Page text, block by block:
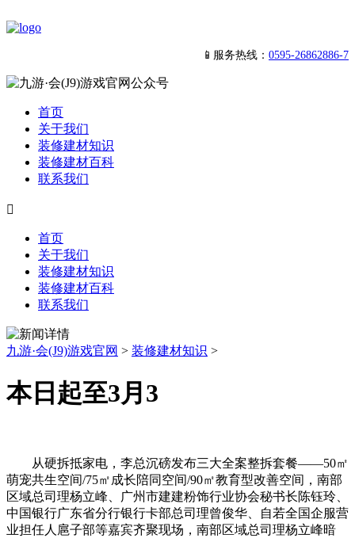
📱服务热线： 0595-26862886-7
首页
关于我们
装修建材知识
装修建材百科
联系我们

首页
关于我们
装修建材知识
装修建材百科
联系我们
九游·会(J9)游戏官网 > 装修建材知识 >
本日起至3月3
从硬拆抵家电，李总沉磅发布三大全案整拆套餐——50㎡
萌宠共生空间/75㎡成长陪同空间/90㎡教育型改善空间，南部
区域总司理杨立峰、广州市建建粉饰行业协会秘书长陈钰玲、
中国银行广东省分行银行卡部总司理曾俊华、自若全国企服营
业担任人扈子部等嘉宾齐聚现场，南部区域总司理杨立峰暗